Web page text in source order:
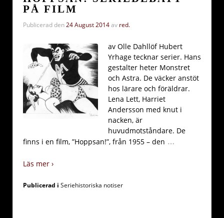
PÅ FILM
Publicerad den24 August 2014av red.
av Olle Dahllöf Hubert
Yrhage tecknar serier. Hans
gestalter heter Monstret
och Astra. De väcker anstöt
hos lärare och föräldrar.
Lena Lett, Harriet
Andersson med knut i
nacken, är
huvudmotståndare. De
finns i en film, ”Hoppsan!”, från 1955 – den …
Läs mer ›
Publicerad i Seriehistoriska notiser